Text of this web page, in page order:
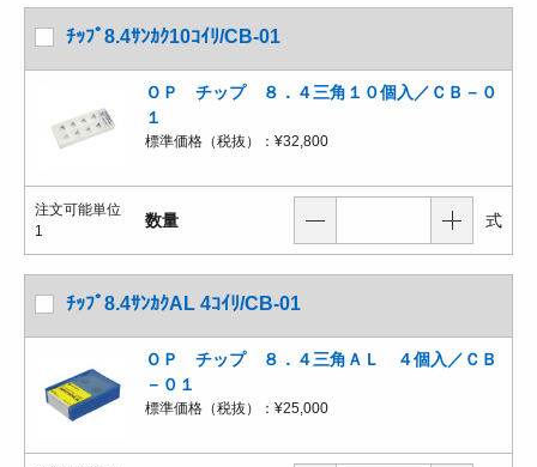
ﾁｯﾌﾟ8.4ｻﾝｶｸ10ｺｲﾘ/CB-01
ＯＰ チップ ８．４三角１０個入／ＣＢ－０
１
標準価格（税抜）： ¥32,800
注文可能単位
1
数量 式
ﾁｯﾌﾟ8.4ｻﾝｶｸAL 4ｺｲﾘ/CB-01
ＯＰ チップ ８．４三角ＡＬ ４個入／ＣＢ
－０１
標準価格（税抜）： ¥25,000